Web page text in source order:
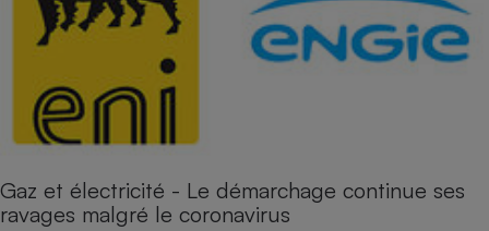
Gaz et électricité - Le démarchage continue ses
ravages malgré le coronavirus